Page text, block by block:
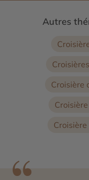
Autres
Croisière